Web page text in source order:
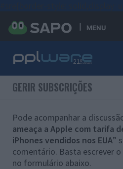
MENU
GERIR SUBSCRIÇÕES
Pode acompanhar a
ameaça a Apple com tarifa
iPhones vendidos nos EUA”
comentário. Basta escrever
no formulário abaixo.